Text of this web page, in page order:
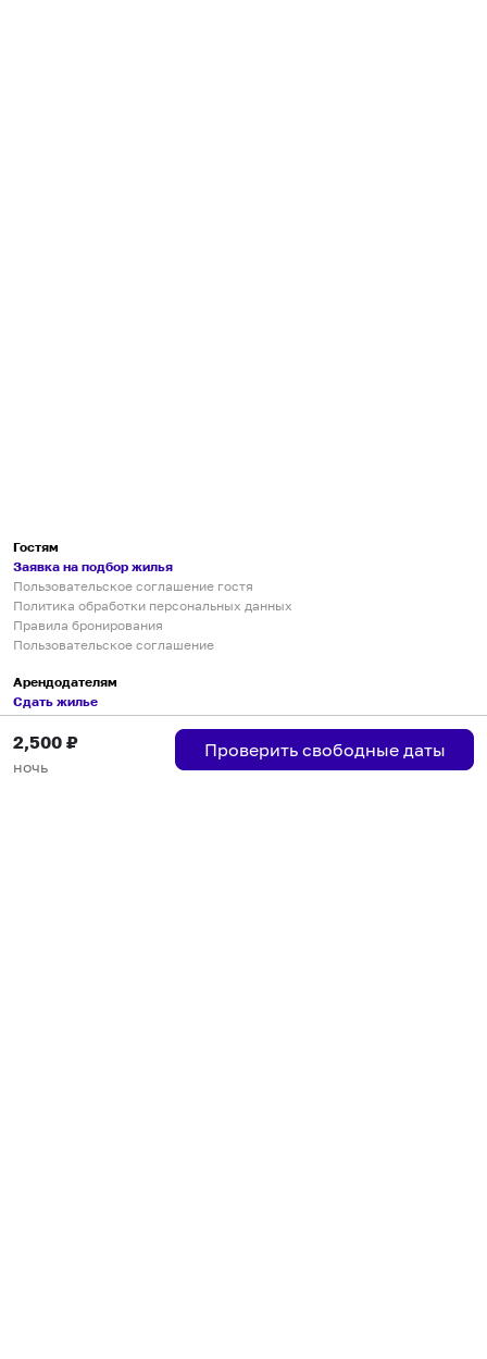
2,500 ₽
ночь
Проверить свободные даты
Гостям
Заявка на подбор жилья
Пользовательское соглашение гостя
Политика обработки персональных данных
Правила бронирования
Пользовательское соглашение
Арендодателям
Сдать жилье
Пользовательское соглашение
Правила публикации объявлений